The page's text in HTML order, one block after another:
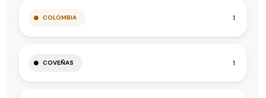
COLOMBIA 1
COVEÑAS 1